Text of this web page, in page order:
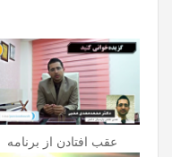
عقب افتادن از برنامه